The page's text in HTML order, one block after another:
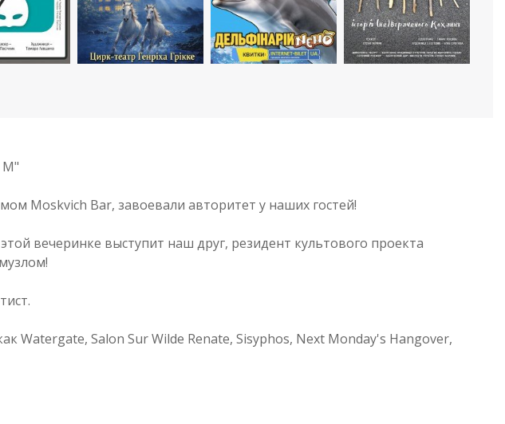
Moskvich Bar, завоевали авторитет у наших гостей!
вечеринке выступит наш друг, резидент культового проекта
Watergate, Salon Sur Wilde Renate, Sisyphos, Next Monday's Hangover,